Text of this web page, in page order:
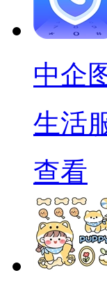
中企
生活
查看